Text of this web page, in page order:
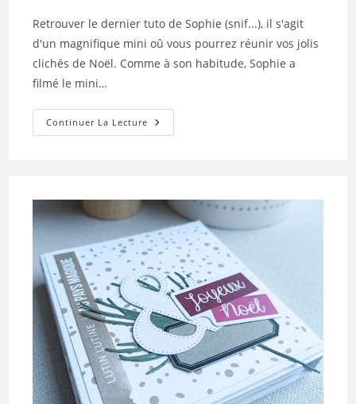
publication :
Retrouver le dernier tuto de Sophie (snif...), il s'agit
d'un magnifique mini oû vous pourrez réunir vos jolis
clichés de Noël. Comme à son habitude, Sophie a
filmé le mini…
Continuer La Lecture Tuto
N°6
2024
Par
Sophie
La